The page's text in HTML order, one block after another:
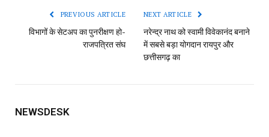
PREVIOUS ARTICLE
विभागों के सेटअप का पुनरीक्षण हो-
राजपत्रित संघ
NEXT ARTICLE
नरेन्द्र नाथ को स्वामी विवेकानंद बनाने
में सबसे बड़ा योगदान रायपुर और
छत्तीसगढ़ का
NEWSDESK